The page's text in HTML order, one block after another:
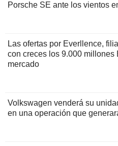
Porsche SE ante los vientos
Las ofertas por Everllence,
con creces los 9.000 millones
mercado
Volkswagen venderá su
en una operación que